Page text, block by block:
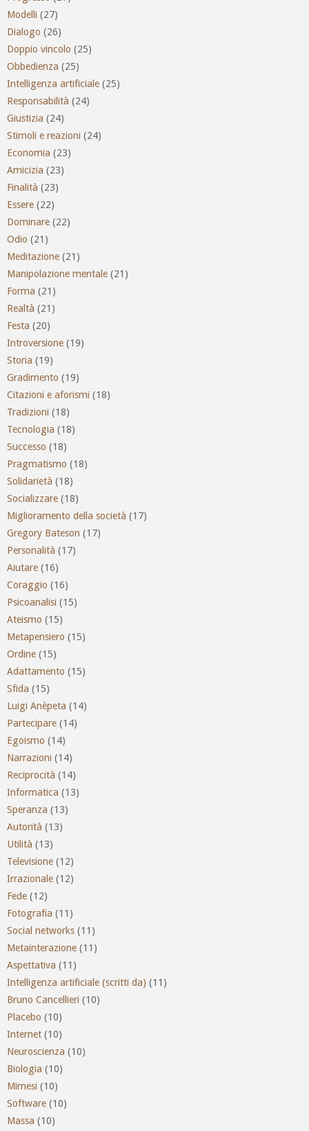
Modelli (27)
Dialogo (26)
Doppio vincolo (25)
Obbedienza (25)
Intelligenza artificiale (25)
Responsabilità (24)
Giustizia (24)
Stimoli e reazioni (24)
Economia (23)
Amicizia (23)
Finalità (23)
Essere (22)
Dominare (22)
Odio (21)
Meditazione (21)
Manipolazione mentale (21)
Forma (21)
Realtà (21)
Festa (20)
Introversione (19)
Storia (19)
Gradimento (19)
Citazioni e aforismi (18)
Tradizioni (18)
Tecnologia (18)
Successo (18)
Pragmatismo (18)
Solidarietà (18)
Socializzare (18)
Miglioramento della società (17)
Gregory Bateson (17)
Personalità (17)
Aiutare (16)
Coraggio (16)
Psicoanalisi (15)
Ateismo (15)
Metapensiero (15)
Ordine (15)
Adattamento (15)
Sfida (15)
Luigi Anèpeta (14)
Partecipare (14)
Egoismo (14)
Narrazioni (14)
Reciprocità (14)
Informatica (13)
Speranza (13)
Autorità (13)
Utilità (13)
Televisione (12)
Irrazionale (12)
Fede (12)
Fotografia (11)
Social networks (11)
Metainterazione (11)
Aspettativa (11)
Intelligenza artificiale (scritti da) (11)
Bruno Cancellieri (10)
Placebo (10)
Internet (10)
Neuroscienza (10)
Biologia (10)
Mimesi (10)
Software (10)
Massa (10)